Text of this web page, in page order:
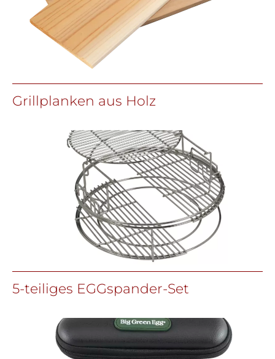
Grillplanken aus Holz
5-teiliges EGGspander-Set